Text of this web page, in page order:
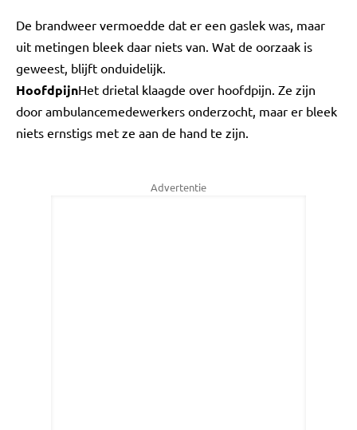
De brandweer vermoedde dat er een gaslek was, maar
uit metingen bleek daar niets van. Wat de oorzaak is
geweest, blijft onduidelijk.
HoofdpijnHet drietal klaagde over hoofdpijn. Ze zijn
door ambulancemedewerkers onderzocht, maar er bleek
niets ernstigs met ze aan de hand te zijn.
Advertentie